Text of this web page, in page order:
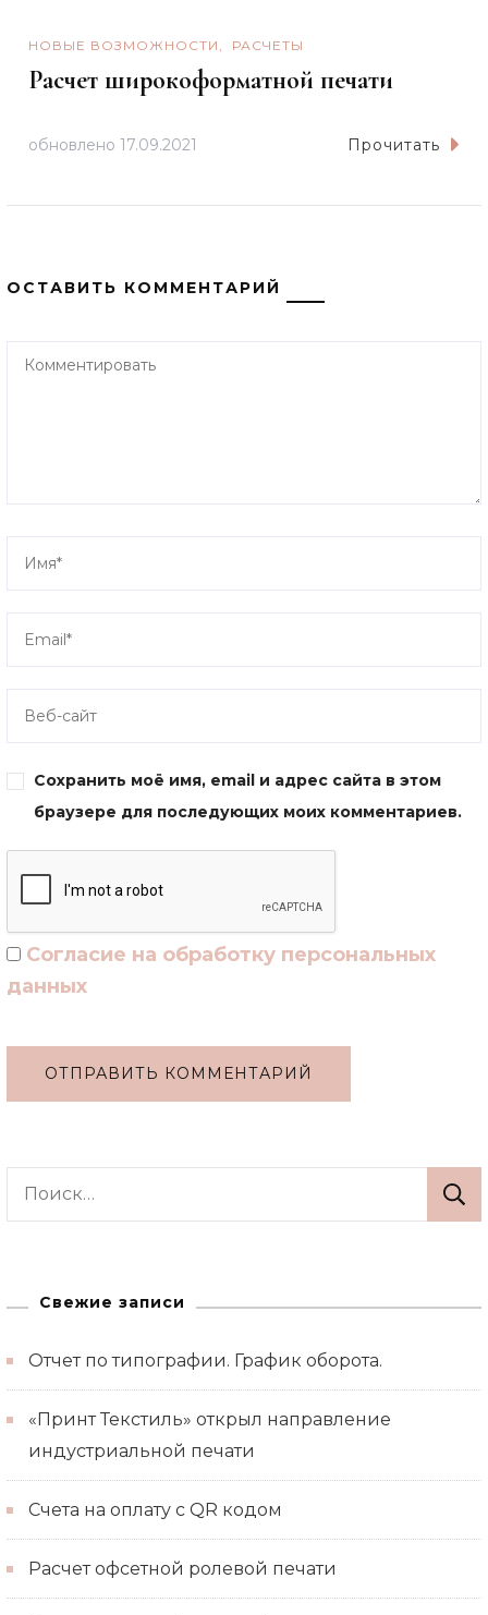
НОВЫЕ ВОЗМОЖНОСТИ РАСЧЕТЫ
Расчет широкоформатной печати
обновлено 17.09.2021 Прочитать
ОСТАВИТЬ КОММЕНТАРИЙ
Сохранить моё имя, email и адрес сайта в этом
браузере для последующих моих комментариев.
Согласие на обработку персональных
данных
Найти:
Свежие записи
Отчет по типографии. График оборота.
«Принт Текстиль» открыл направление
индустриальной печати
Счета на оплату с QR кодом
Расчет офсетной ролевой печати